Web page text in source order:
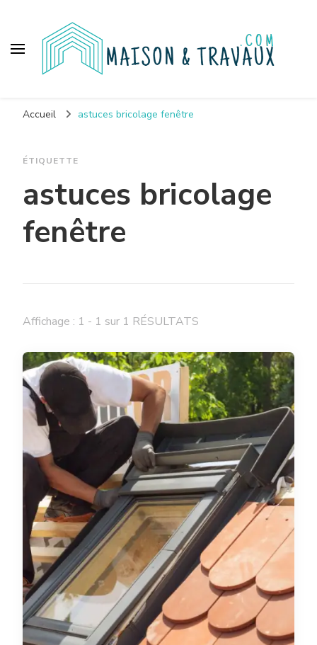
Accueil astuces bricolage fenêtre
ÉTIQUETTE
astuces bricolage
fenêtre
Affichage : 1 - 1 sur 1 RÉSULTATS